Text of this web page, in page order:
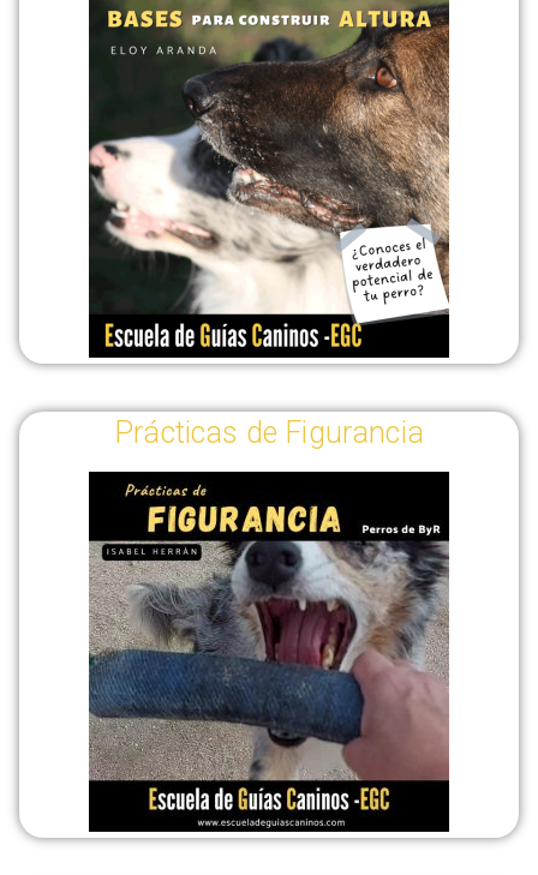
Prácticas de Figurancia